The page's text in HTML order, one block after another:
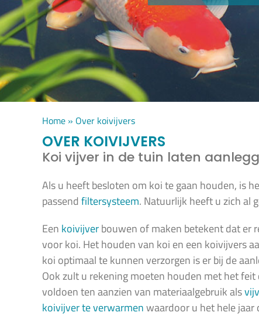
Home» Over koivijvers
OVER KOIVIJVERS
Koi vijver in de tuin laten
Als u heeft besloten om koi te gaan houden, is
passendfiltersysteem. Natuurlijk heeft u zich al
Een koivijverbouwen of maken betekent dat er
voor koi. Het houden van koi en een koivijvers
koi optimaal te kunnen verzorgen is er bij de
Ook zult u rekening moeten houden met het
voldoen ten aanzien van materiaalgebruik als
koivijver te verwarmenwaardoor u het hele